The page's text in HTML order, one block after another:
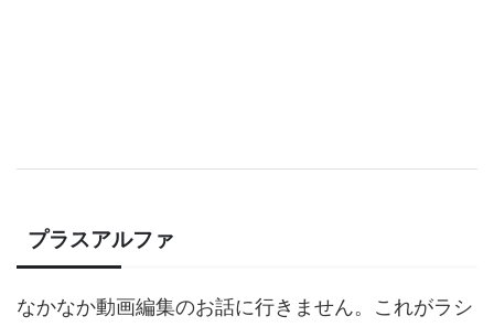
プラスアルファ
なかなか動画編集のお話に行きません。これがラシ